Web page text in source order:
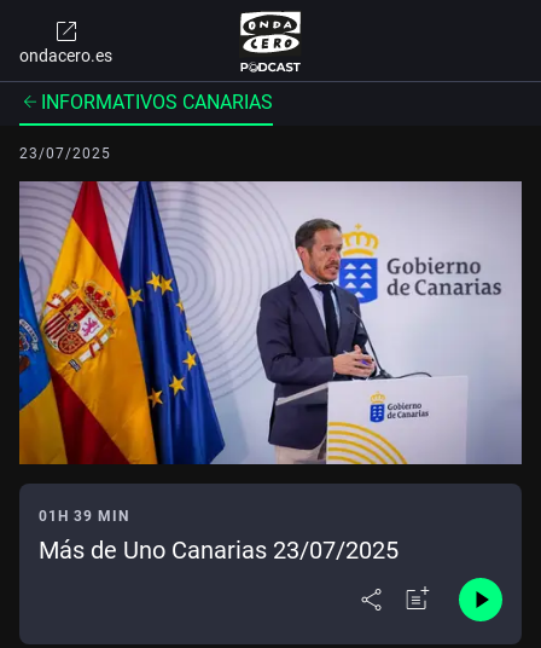
ondacero.es
INFORMATIVOS CANARIAS
23/07/2025
01H 39 MIN
Más de Uno Canarias 23/07/2025